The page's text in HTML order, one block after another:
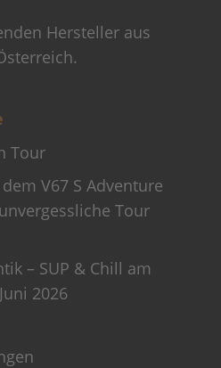
Hersteller aus
Tour
V67 S Adventure
Tour
– SUP & Chill am
2026